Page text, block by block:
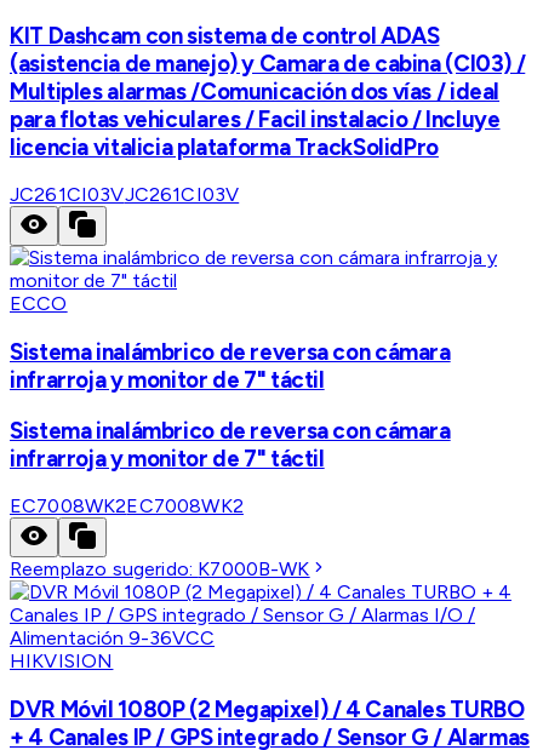
KIT Dashcam con sistema de control ADAS
(asistencia de manejo) y Camara de cabina (CI03) /
Multiples alarmas /Comunicación dos vías / ideal
para flotas vehiculares / Facil instalacio / Incluye
licencia vitalicia plataforma TrackSolidPro
JC261CI03VJC261CI03V
ECCO
Sistema inalámbrico de reversa con cámara
infrarroja y monitor de 7" táctil
Sistema inalámbrico de reversa con cámara
infrarroja y monitor de 7" táctil
EC7008WK2EC7008WK2
Reemplazo sugerido: K7000B-WK
HIKVISION
DVR Móvil 1080P (2 Megapixel) / 4 Canales TURBO
+ 4 Canales IP / GPS integrado / Sensor G / Alarmas